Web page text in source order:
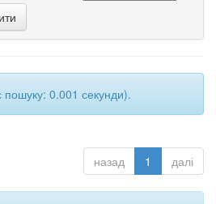
пошуку: 0.001 секунди).
назад 1 далі